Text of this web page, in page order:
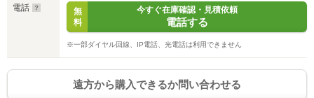
電話
無
料
今すぐ在庫確認・見積依頼
電話する
※一部ダイヤル回線、IP電話、光電話は利用できません
遠方から購入できるか問い合わせる